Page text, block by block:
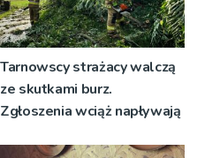
Tarnowscy strażacy walczą
ze skutkami burz.
Zgłoszenia wciąż napływają